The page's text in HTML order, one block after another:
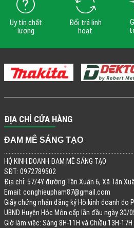
Uy tín chất
lượng
Đổi trả linh
hoạt
ĐỊA CHỈ CỬA HÀNG
ĐAM MÊ SÁNG TẠO
HỘ KINH DOANH ĐAM MÊ SÁNG TẠO
SĐT: 0972789502
Địa chỉ: 57/4Y đường Tân Xuân 6, Xã Tân
Email: conghieupham87@gmail.com
Giấy chứng nhận đăng ký Hộ kinh doanh do
UBND Huyện Hóc Môn cấp lần đầu ngày 30/
Giờ làm việc: Sáng 8H-11H và Chiều 13H-